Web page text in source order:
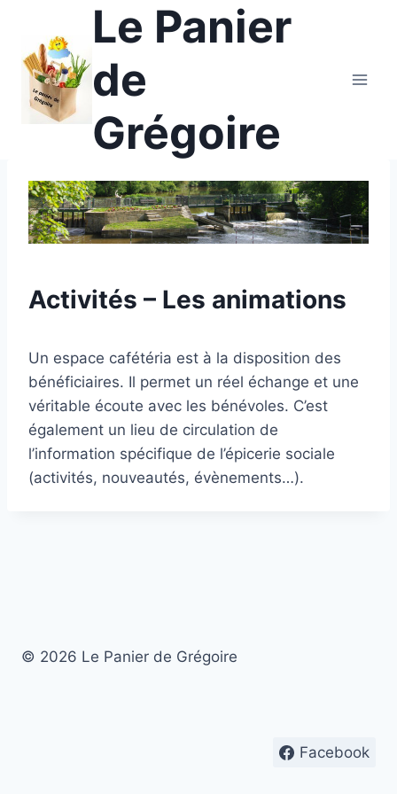
contenu
Le Panier
de
Grégoire
Activités – Les animations
Un espace cafétéria est à la disposition des
bénéficiaires. Il permet un réel échange et une
véritable écoute avec les bénévoles. C’est
également un lieu de circulation de
l’information spécifique de l’épicerie sociale
(activités, nouveautés, évènements…).
© 2026 Le Panier de Grégoire
Facebook